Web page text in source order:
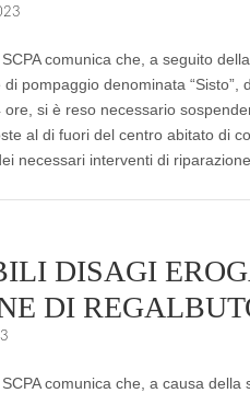
SCPA comunica che, a seguito
di pompaggio denominata
ore, si è reso necessario
al di fuori del centro abitato di
necessari interventi di riparazione.
DISAGI
DI
SCPA comunica che, a causa